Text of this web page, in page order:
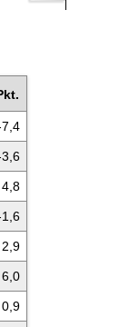
4,8
2,9
6,0
0,9